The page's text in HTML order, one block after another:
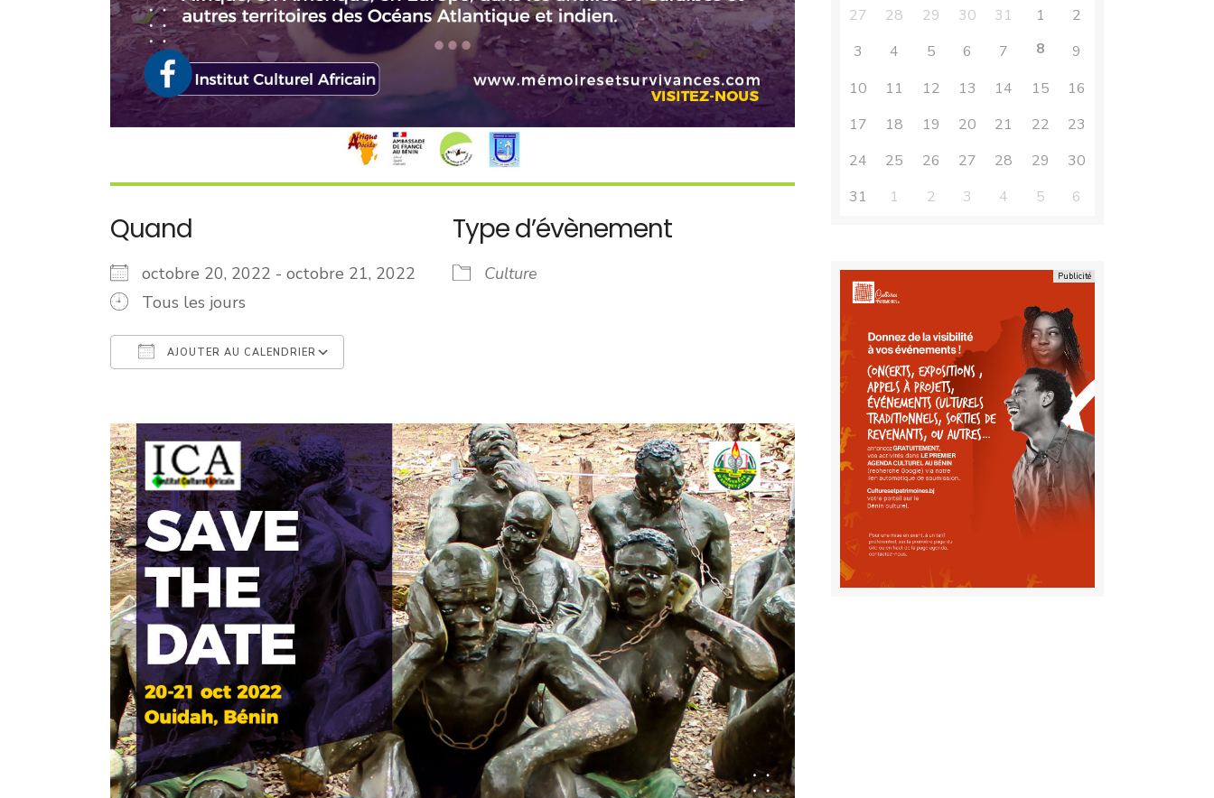
Quand
octobre 20, 2022 - octobre 21, 2022
Tous les jours
AJOUTER AU CALENDRIER
Office 365 Outlook Live
Type d’évènement
Culture
27 28 29 30 31 1
2
3
4 5 6 7 8
9
10
11 12 13 14 15
16
17
18 19 20 21 22
23
24
25 26 27 28 29
30
31
1 2 3 4 5 6